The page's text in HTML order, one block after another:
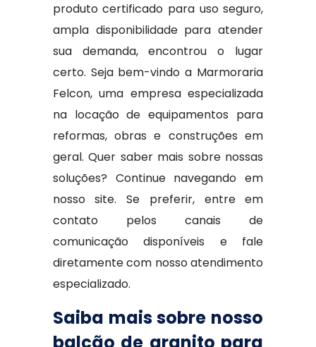
produto certificado para uso seguro,
ampla disponibilidade para atender
sua demanda, encontrou o lugar
certo. Seja bem-vindo a Marmoraria
Felcon, uma empresa especializada
na locação de equipamentos para
reformas, obras e construções em
geral. Quer saber mais sobre nossas
soluções? Continue navegando em
nosso site. Se preferir, entre em
contato pelos canais de
comunicação disponíveis e fale
diretamente com nosso atendimento
especializado.
Saiba mais sobre nosso